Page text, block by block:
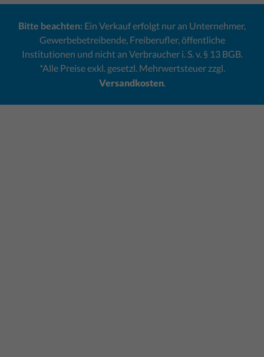
Bitte beachten: Ein Verkauf erfolgt nur an Unternehmer,
Gewerbebetreibende, Freiberufler, öffentliche
Institutionen und nicht an Verbraucher i. S. v. § 13 BGB.
*Alle Preise exkl. gesetzl. Mehrwertsteuer zzgl.
Versandkosten.